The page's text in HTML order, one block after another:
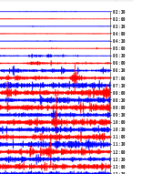
02:30
03:00
03:30
04:00
04:30
05:00
05:30
06:00
06:30
07:00
07:30
08:00
08:30
09:00
09:30
10:00
10:30
11:00
11:30
12:00
12:30
13:00